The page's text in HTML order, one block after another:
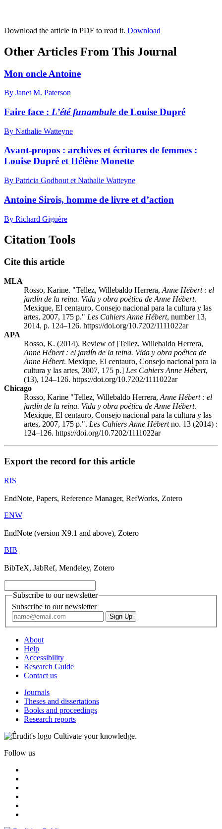
Download the article in PDF to read it. Download
Other Articles From This Journal
Mon oncle Antoine
By Janet M. Paterson
Faire face : L’été funambule de Louise Dupré
By Nathalie Watteyne
Avant-propos : archives et écritures de femmes :
Louise Dupré et Hélène Monette
By Patricia Godbout et Nathalie Watteyne
Antoine Sirois, homme de livre et d’action
By Richard Giguère
Citation Tools
Cite this article
MLA
Rosso, Karine. "Tellez, Willebaldo Herrera, Anne Hébert : el
jardín de la reina. Vida y obra poética de Anne Hébert.
Mexique, El centauro, Consejo nacional para la cultura y las
artes, 2007, 175 p." Les Cahiers Anne Hébert, number 13,
2014, p. 124–126. https://doi.org/10.7202/1111022ar
APA
Rosso, K. (2014). Review of [Tellez, Willebaldo Herrera,
Anne Hébert : el jardín de la reina. Vida y obra poética de
Anne Hébert. Mexique, El centauro, Consejo nacional para la
cultura y las artes, 2007, 175 p.] Les Cahiers Anne Hébert,
(13), 124–126. https://doi.org/10.7202/1111022ar
Chicago
Rosso, Karine "Tellez, Willebaldo Herrera, Anne Hébert : el
jardín de la reina. Vida y obra poética de Anne Hébert.
Mexique, El centauro, Consejo nacional para la cultura y las
artes, 2007, 175 p.". Les Cahiers Anne Hébertno. 13 (2014) :
124–126. https://doi.org/10.7202/1111022ar
Export the record for this article
RIS
EndNote, Papers, Reference Manager, RefWorks, Zotero
ENW
EndNote (version X9.1 and above), Zotero
BIB
BibTeX, JabRef, Mendeley, Zotero
Subscribe to our newsletter
Subscribe to our newsletter
About
Help
Accessibility
Research Guide
Contact us
Journals
Theses and dissertations
Books and proceedings
Research reports
Cultivate your knowledge.
Follow us